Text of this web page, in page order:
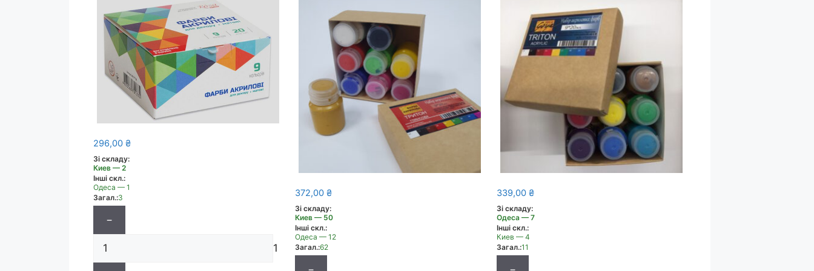
296,00 ₴
Зі складу:
Киев — 2
Інші скл.:
Одеса — 1
Загал.:3
−
1
372,00 ₴
Зі складу:
Киев — 50
Інші скл.:
Одеса — 12
Загал.:62
339,00 ₴
Зі складу:
Одеса — 7
Інші скл.:
Киев — 4
Загал.:11